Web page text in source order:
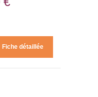
Fiche détaillée